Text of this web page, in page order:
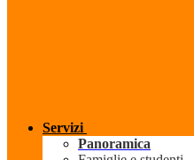
Servizi
Panoramica